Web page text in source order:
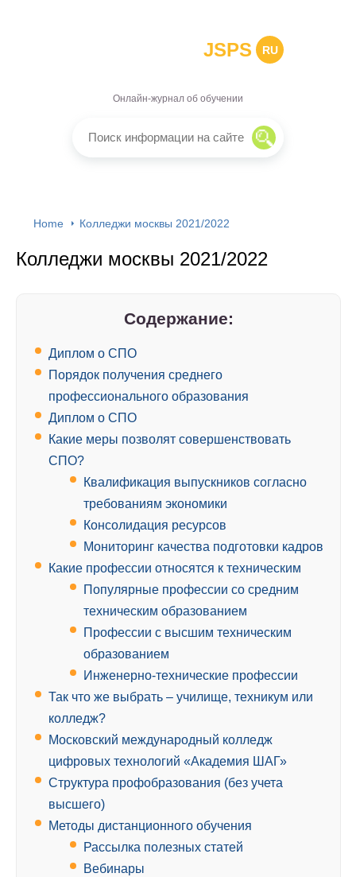
JSPS RU
Онлайн-журнал об обучении
Home Колледжи москвы 2021/2022
Колледжи москвы 2021/2022
Содержание:
Диплом о СПО
Порядок получения среднего
профессионального образования
Диплом о СПО
Какие меры позволят совершенствовать
СПО?
Квалификация выпускников согласно
требованиям экономики
Консолидация ресурсов
Мониторинг качества подготовки кадров
Какие профессии относятся к техническим
Популярные профессии со средним
техническим образованием
Профессии с высшим техническим
образованием
Инженерно-технические профессии
Так что же выбрать – училище, техникум или
колледж?
Московский международный колледж
цифровых технологий «Академия ШАГ»
Структура профобразования (без учета
высшего)
Методы дистанционного обучения
Рассылка полезных статей
Вебинары